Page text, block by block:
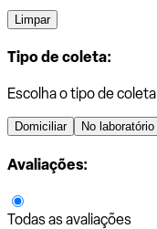
Limpar
Tipo de coleta:
Escolha o tipo de coleta
Domiciliar No laboratório
Avaliações:
Todas as avaliações